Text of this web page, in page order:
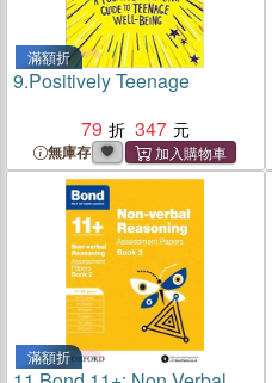
滿額折
9.Positively Teenage
79
347
無庫存
滿額折